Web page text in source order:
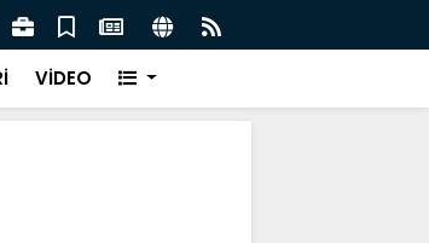
Düzenleme Teklifi Görüşmeleri
VİDEO